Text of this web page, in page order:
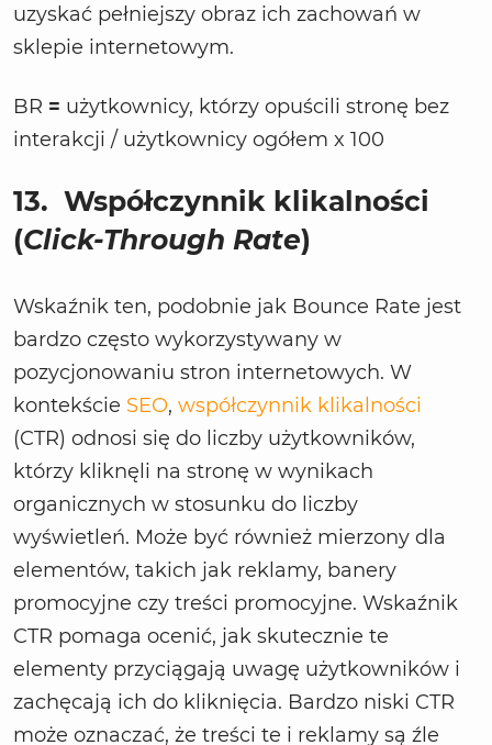
uzyskać pełniejszy obraz ich zachowań w
sklepie internetowym.
BR = użytkownicy, którzy opuścili stronę bez
interakcji / użytkownicy ogółem x 100
13. Współczynnik klikalności
(Click-Through Rate)
Wskaźnik ten, podobnie jak Bounce Rate jest
bardzo często wykorzystywany w
pozycjonowaniu stron internetowych. W
kontekście SEO, współczynnik klikalności
(CTR) odnosi się do liczby użytkowników,
którzy kliknęli na stronę w wynikach
organicznych w stosunku do liczby
wyświetleń. Może być również mierzony dla
elementów, takich jak reklamy, banery
promocyjne czy treści promocyjne. Wskaźnik
CTR pomaga ocenić, jak skutecznie te
elementy przyciągają uwagę użytkowników i
zachęcają ich do kliknięcia. Bardzo niski CTR
może oznaczać, że treści te i reklamy są źle